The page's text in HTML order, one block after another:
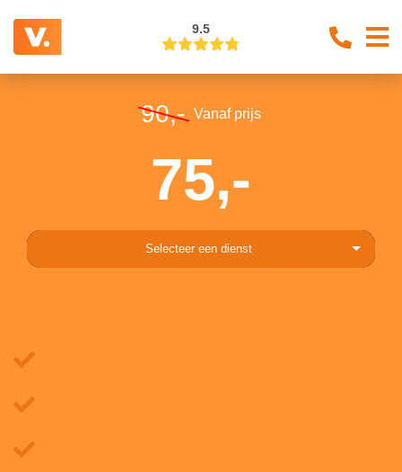
9.5
90,- Vanaf prijs
75,-
Selecteer een dienst